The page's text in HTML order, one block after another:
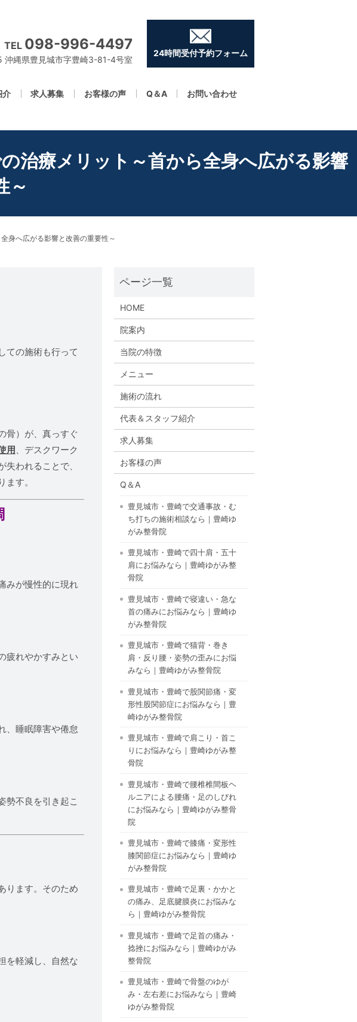
介 求人募集 お客様の声 Q＆A お問い合わせ
TEL 098-996-4497
沖縄県豊見城市字豊崎3-81-4号室
24時間受付予約フォーム
治療メリット～首から全身へ広がる影響
～
身へ広がる影響と改善の重要性～
ての施術も行って
骨）が、真っすぐ
用 、デスクワーク
われることで、
す。
みが慢性的に現れ
疲れやかすみとい
、睡眠障害や倦怠
勢不良を引き起こ
ります。そのため
を軽減し、自然な
HOME
院案内
当院の特徴
メニュー
施術の流れ
代表＆スタッフ紹介
求人募集
お客様の声
Q＆A
豊見城市・豊崎で交通事故・む
ち打ちの施術相談なら｜豊崎ゆ
がみ整骨院
豊見城市・豊崎で四十肩・五十
肩にお悩みなら｜豊崎ゆがみ整
骨院
豊見城市・豊崎で寝違い・急な
首の痛みにお悩みなら｜豊崎ゆ
がみ整骨院
豊見城市・豊崎で猫背・巻き
肩・反り腰・姿勢の歪みにお悩
みなら｜豊崎ゆがみ整骨院
豊見城市・豊崎で股関節痛・変
形性股関節症にお悩みなら｜豊
崎ゆがみ整骨院
豊見城市・豊崎で肩こり・首こ
りにお悩みなら｜豊崎ゆがみ整
骨院
豊見城市・豊崎で腰椎椎間板ヘ
ルニアによる腰痛・足のしびれ
にお悩みなら｜豊崎ゆがみ整骨
院
豊見城市・豊崎で膝痛・変形性
膝関節症にお悩みなら｜豊崎ゆ
がみ整骨院
豊見城市・豊崎で足裏・かかと
の痛み、足底腱膜炎にお悩みな
ら｜豊崎ゆがみ整骨院
豊見城市・豊崎で足首の痛み・
捻挫にお悩みなら｜豊崎ゆがみ
整骨院
豊見城市・豊崎で骨盤のゆが
み・左右差にお悩みなら｜豊崎
ゆがみ整骨院